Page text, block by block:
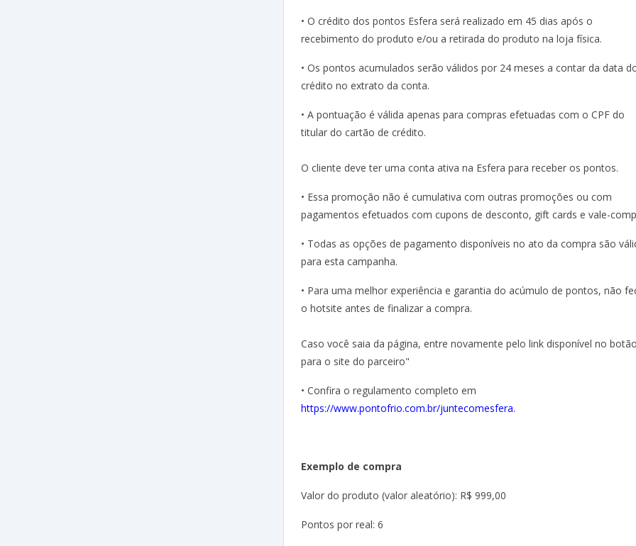
• O crédito dos pontos Esfera será realizado em 45 dias após o
recebimento do produto e/ou a retirada do produto na loja física.
• Os pontos acumulados serão válidos por 24 meses a contar da data
crédito no extrato da conta.
• A pontuação é válida apenas para compras efetuadas com o CPF do
titular do cartão de crédito.
O cliente deve ter uma conta ativa na Esfera para receber os pontos.
• Essa promoção não é cumulativa com outras promoções ou com
pagamentos efetuados com cupons de desconto, gift cards e vale-
• Todas as opções de pagamento disponíveis no ato da compra são
para esta campanha.
• Para uma melhor experiência e garantia do acúmulo de pontos, não
o hotsite antes de finalizar a compra.
Caso você saia da página, entre novamente pelo link disponível no
para o site do parceiro"
• Confira o regulamento completo em
https://www.pontofrio.com.br/juntecomesfera.
Exemplo de compra
Valor do produto (valor aleatório): R$ 999,00
Pontos por real: 6